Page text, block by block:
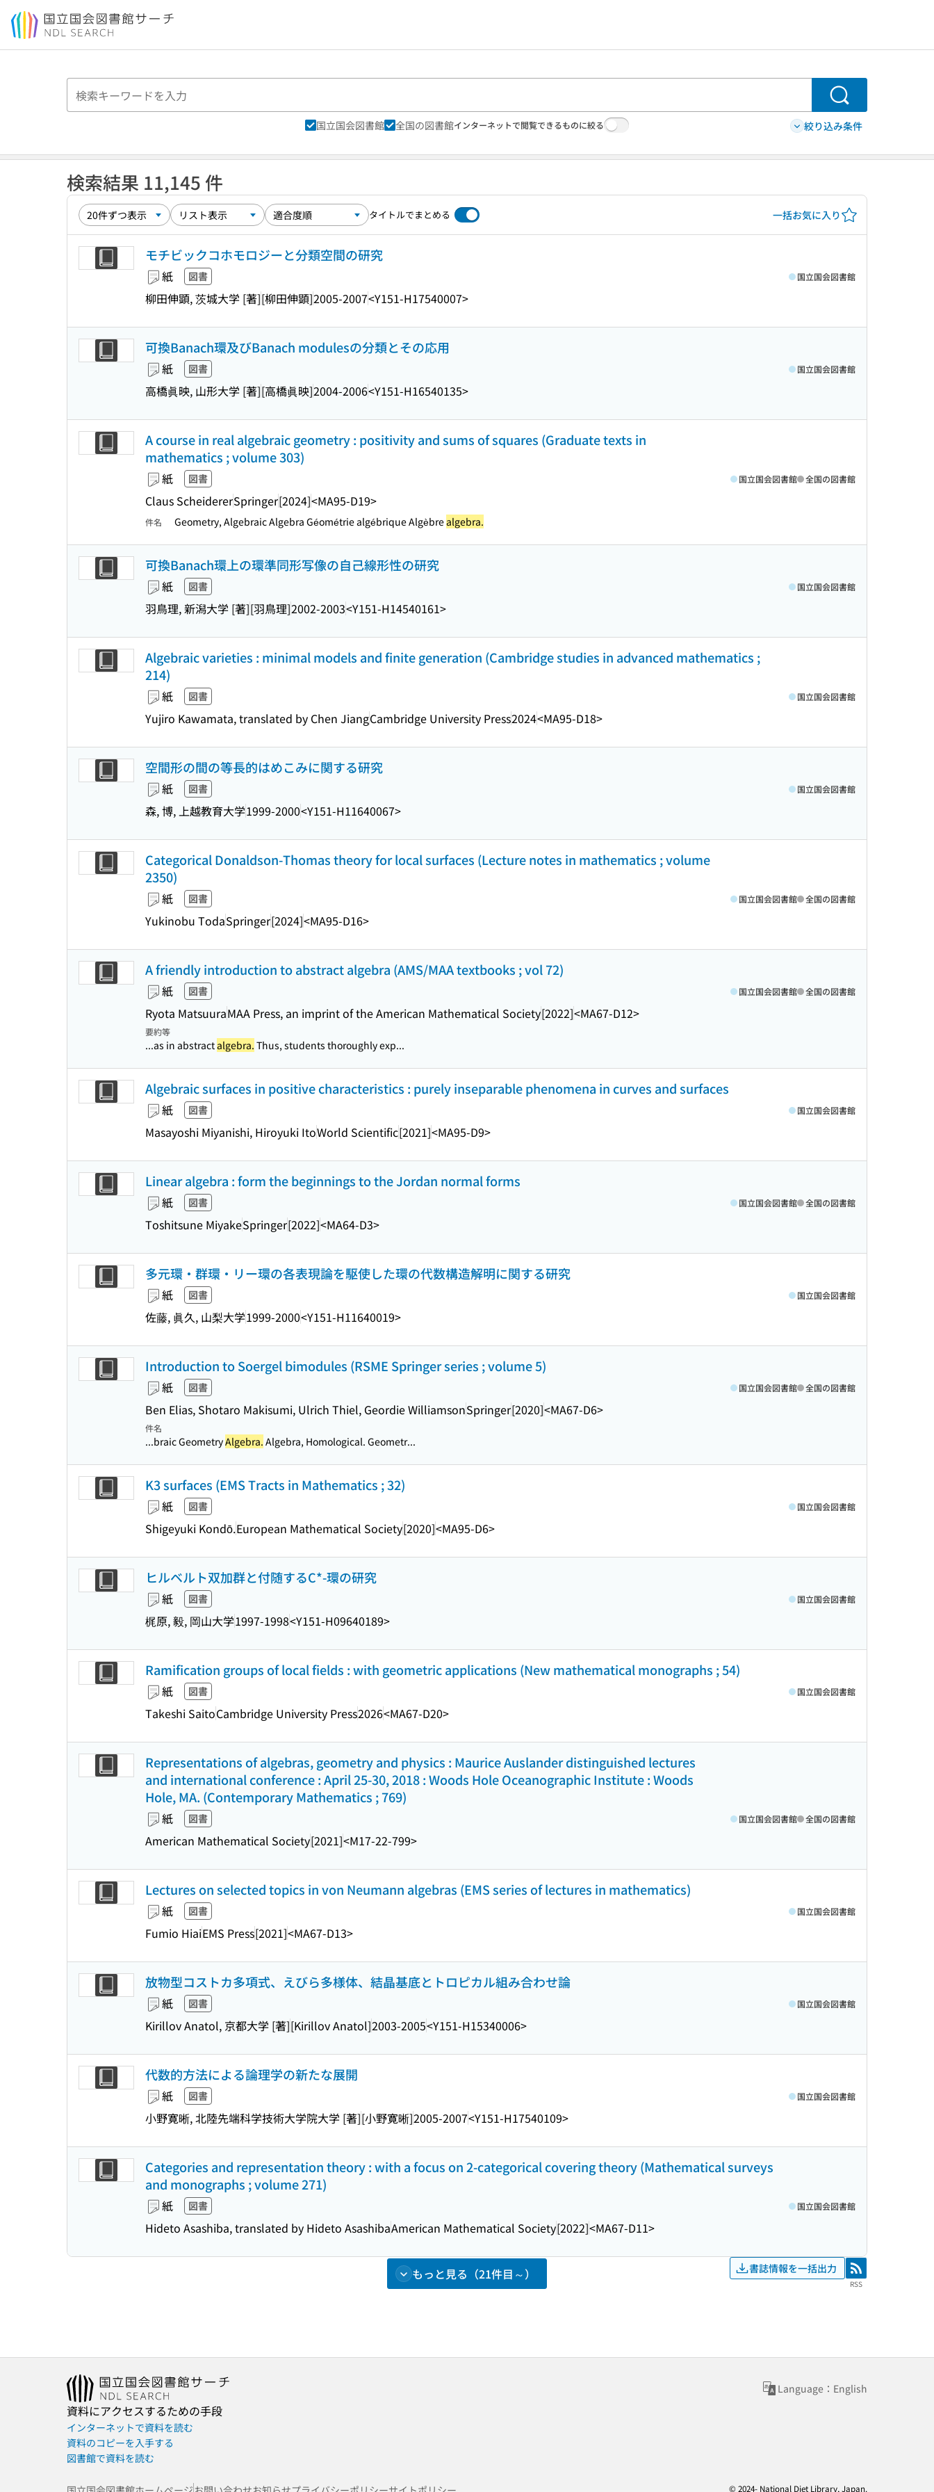
本文へ移動
検索
国立国会図書館 全国の図書館インターネットで閲覧できるものに絞る 絞り込み条件
検索結果 11,145 件
タイトルでまとめる 一括お気に入り
モチビックコホモロジーと分類空間の研究
紙 図書
柳田伸顕, 茨城大学 [著][柳田伸顕]2005-2007<Y151-H17540007>
国立国会図書館
可換Banach環及びBanach modulesの分類とその応用
紙 図書
高橋眞映, 山形大学 [著][高橋眞映]2004-2006<Y151-H16540135>
国立国会図書館
A course in real algebraic geometry : positivity and sums of squares (Graduate texts in
mathematics ; volume 303)
紙 図書
Claus ScheidererSpringer[2024]<MA95-D19>
国立国会図書館 全国の図書館
件名 Geometry, Algebraic Algebra Géométrie algébrique Algèbrealgebra.
可換Banach環上の環準同形写像の自己線形性の研究
紙 図書
羽鳥理, 新潟大学 [著][羽鳥理]2002-2003<Y151-H14540161>
国立国会図書館
Algebraic varieties : minimal models and finite generation (Cambridge studies in advanced mathematics ;
214)
紙 図書
Yujiro Kawamata, translated by Chen JiangCambridge University Press2024<MA95-D18>
国立国会図書館
空間形の間の等長的はめこみに関する研究
紙 図書
森, 博, 上越教育大学1999-2000<Y151-H11640067>
国立国会図書館
Categorical Donaldson-Thomas theory for local surfaces (Lecture notes in mathematics ; volume
2350)
紙 図書
Yukinobu TodaSpringer[2024]<MA95-D16>
国立国会図書館 全国の図書館
A friendly introduction to abstract algebra (AMS/MAA textbooks ; vol 72)
紙 図書
Ryota MatsuuraMAA Press, an imprint of the American Mathematical Society[2022]<MA67-D12>
国立国会図書館 全国の図書館
要約等
...as in abstractalgebra. Thus, students thoroughly exp...
Algebraic surfaces in positive characteristics : purely inseparable phenomena in curves and surfaces
紙 図書
Masayoshi Miyanishi, Hiroyuki ItoWorld Scientific[2021]<MA95-D9>
国立国会図書館
Linear algebra : form the beginnings to the Jordan normal forms
紙 図書
Toshitsune MiyakeSpringer[2022]<MA64-D3>
国立国会図書館 全国の図書館
多元環・群環・リー環の各表現論を駆使した環の代数構造解明に関する研究
紙 図書
佐藤, 眞久, 山梨大学1999-2000<Y151-H11640019>
国立国会図書館
Introduction to Soergel bimodules (RSME Springer series ; volume 5)
紙 図書
Ben Elias, Shotaro Makisumi, Ulrich Thiel, Geordie WilliamsonSpringer[2020]<MA67-D6>
国立国会図書館 全国の図書館
件名
...braic GeometryAlgebra. Algebra, Homological. Geometr...
K3 surfaces (EMS Tracts in Mathematics ; 32)
紙 図書
Shigeyuki Kondō.European Mathematical Society[2020]<MA95-D6>
国立国会図書館
ヒルベルト双加群と付随するC*-環の研究
紙 図書
梶原, 毅, 岡山大学1997-1998<Y151-H09640189>
国立国会図書館
Ramification groups of local fields : with geometric applications (New mathematical monographs ; 54)
紙 図書
Takeshi SaitoCambridge University Press2026<MA67-D20>
国立国会図書館
Representations of algebras, geometry and physics : Maurice Auslander distinguished lectures
and international conference : April 25-30, 2018 : Woods Hole Oceanographic Institute : Woods
Hole, MA. (Contemporary Mathematics ; 769)
紙 図書
American Mathematical Society[2021]<M17-22-799>
国立国会図書館 全国の図書館
Lectures on selected topics in von Neumann algebras (EMS series of lectures in mathematics)
紙 図書
Fumio HiaiEMS Press[2021]<MA67-D13>
国立国会図書館
放物型コストカ多項式、えびら多様体、結晶基底とトロピカル組み合わせ論
紙 図書
Kirillov Anatol, 京都大学 [著][Kirillov Anatol]2003-2005<Y151-H15340006>
国立国会図書館
代数的方法による論理学の新たな展開
紙 図書
小野寛晰, 北陸先端科学技術大学院大学 [著][小野寛晰]2005-2007<Y151-H17540109>
国立国会図書館
Categories and representation theory : with a focus on 2-categorical covering theory (Mathematical surveys
and monographs ; volume 271)
紙 図書
Hideto Asashiba, translated by Hideto AsashibaAmerican Mathematical Society[2022]<MA67-D11>
国立国会図書館
もっと見る（21件目～） 書誌情報を一括出力 RSS
RSS
Language：English
資料にアクセスするための手段
インターネットで資料を読む
資料のコピーを入手する
図書館で資料を読む
© 2024- National Diet Library, Japan.